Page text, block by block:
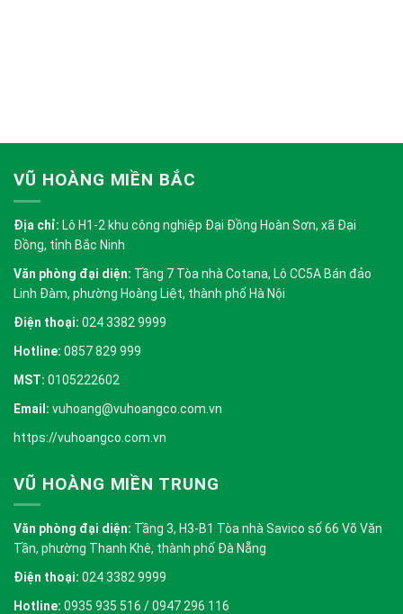
VŨ HOÀNG MIỀN BẮC
Địa chỉ: Lô H1-2 khu công nghiệp Đại Đồng Hoàn Sơn, xã Đại
Đồng, tỉnh Bắc Ninh
Văn phòng đại diện: Tầng 7 Tòa nhà Cotana, Lô CC5A Bán đảo
Linh Đàm, phường Hoàng Liệt, thành phố Hà Nội
Điện thoại: 024 3382 9999
Hotline: 0857 829 999
MST: 0105222602
Email: vuhoang@vuhoangco.com.vn
https://vuhoangco.com.vn
VŨ HOÀNG MIỀN TRUNG
Văn phòng đại diện: Tầng 3, H3-B1 Tòa nhà Savico số 66 Võ Văn
Tần, phường Thanh Khê, thành phố Đà Nẵng
Điện thoại: 024 3382 9999
Hotline: 0935 935 516 / 0947 296 116